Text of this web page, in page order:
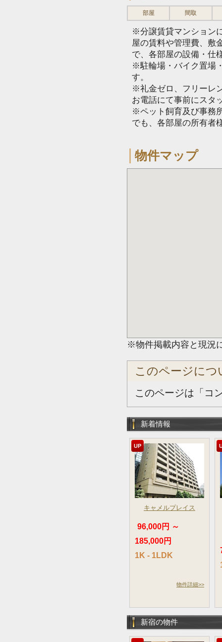
部屋 間取
※分譲賃貸マンション
屋の賃料や管理費、敷
で、各部屋の設備・仕
※駐輪場・バイク置場
す。
※礼金ゼロ、フリーレ
お電話にて事前にスタ
※ペット飼育及び事務
でも、各部屋の所有者
物件マップ
※物件掲載内容と現況
このページにつ
このページは「コ
新着情報
UP
キャメルプレイス
96,000円 ～
185,000円
1K - 1LDK
物件詳細>>
新宿の物件